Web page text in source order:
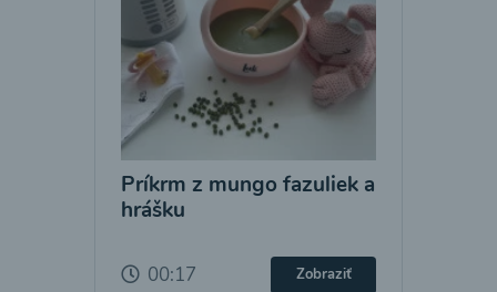
Príkrm z mungo fazuliek a
hrášku
00:17 Zobraziť